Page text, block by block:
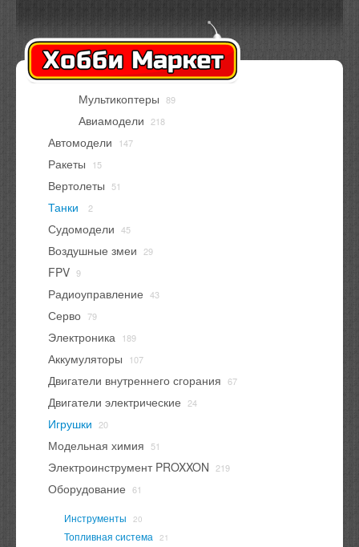
Оплата Доставка
Контакты
Вход
Регистрация
В корзине
Мультикоптеры 89
Авиамодели 218
Автомодели 147
Ракеты 15
Вертолеты 51
Танки 2
Судомодели 45
Воздушные змеи 29
FPV 9
Радиоуправление 43
Серво 79
Электроника 189
Аккумуляторы 107
Двигатели внутреннего сгорания 67
Двигатели электрические 24
Игрушки 20
Модельная химия 51
Электроинструмент PROXXON 219
Оборудование 61
Инструменты 20
Топливная система 21